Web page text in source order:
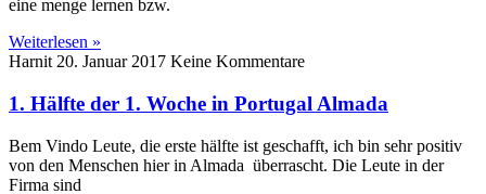
eine menge lernen bzw.
Weiterlesen »
Harnit 20. Januar 2017 Keine Kommentare
1. Hälfte der 1. Woche in Portugal Almada
Bem Vindo Leute, die erste hälfte ist geschafft, ich bin sehr positiv
von den Menschen hier in Almada überrascht. Die Leute in der
Firma sind